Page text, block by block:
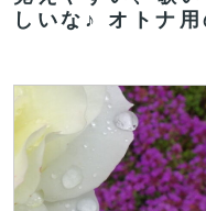
しいな♪ オトナ